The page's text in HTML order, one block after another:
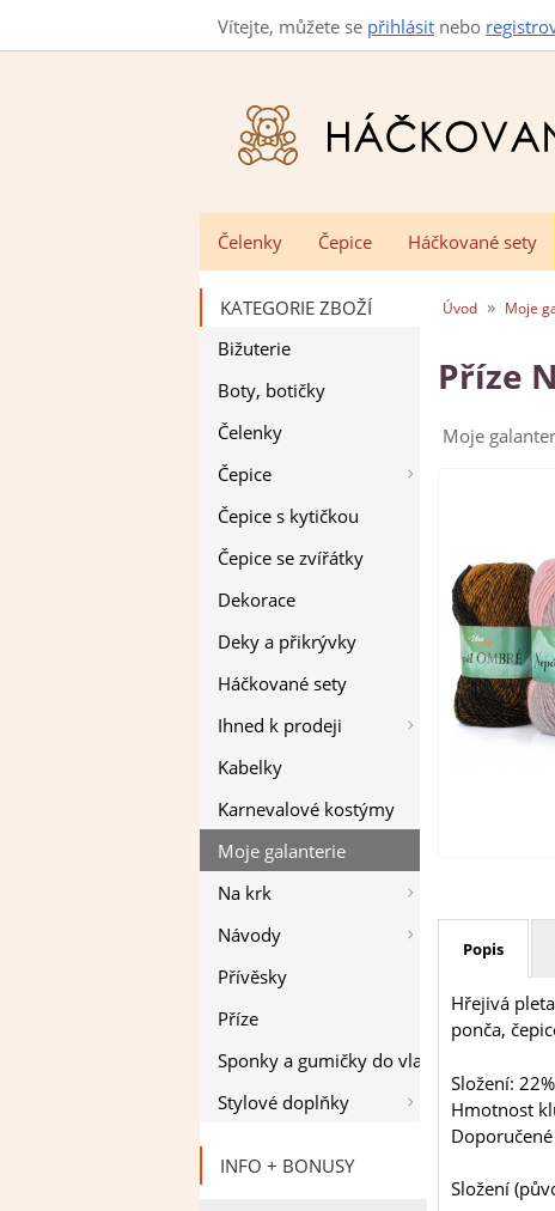
Vítejte, můžete se přihlásit nebo
Čelenky
Čepice Háčkované sety
KATEGORIE ZBOŽÍ
Bižuterie
Boty, botičky
Čelenky
Čepice
Čepice s kytičkou
Čepice se zvířátky
Dekorace
Deky a přikrývky
Háčkované sety
Ihned k prodeji
Kabelky
Karnevalové kostýmy
Moje galanterie
Na krk
Návody
Přívěsky
Příze
Sponky a gumičky do vlasů
Stylové doplňky
INFO + BONUSY
Úvod » Moje
Příze
Moje
Popis
Hřejivá
ponča,
Složení:
Hmotnost
Složení